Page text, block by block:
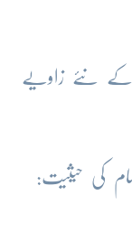
کے نئے زاویے
کی حیثیت: